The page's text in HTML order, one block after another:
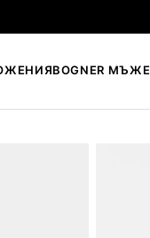
BOGNER МЪЖЕ